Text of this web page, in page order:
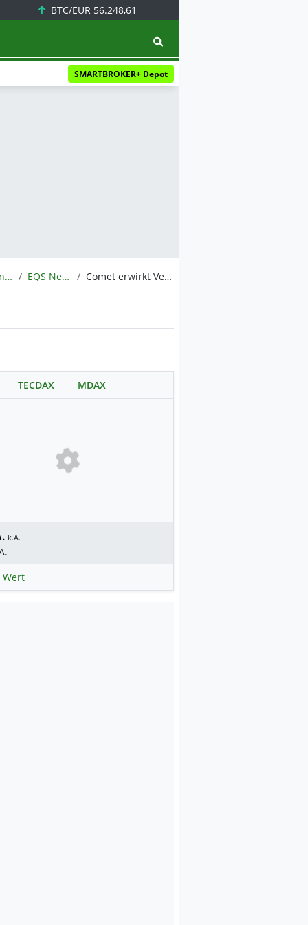
BTC/EUR 56.248,61
SMARTBROKER+ Depot
Meldungen EQS News Comet erwirkt Verfügung gegen XP Power
TECDAX MDAX
k.A.